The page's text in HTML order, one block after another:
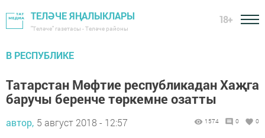
ТЕЛӘЧЕ ЯҢАЛЫКЛАРЫ
"Теләче" газетасы - Теләче районы
18+
В РЕСПУБЛИКЕ
Татарстан Мөфтие республикадан Хаҗга
баручы беренче төркемне озатты
автор, 5 август 2018 - 12:57 1574 0 0